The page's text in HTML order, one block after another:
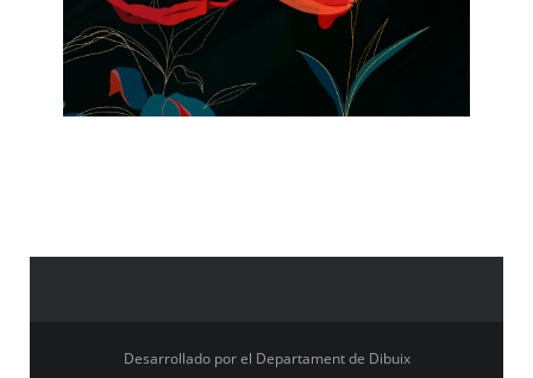
Desarrollado por el Departament de Dibuix